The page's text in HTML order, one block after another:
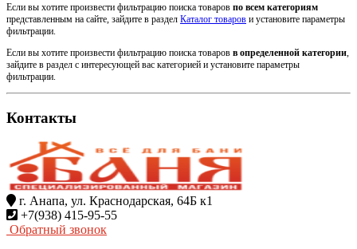
Если вы хотите произвести фильтрацию поиска товаров по всем категориям
представленным на сайте, зайдите в раздел Каталог товаров и установите параметры
фильтрации.
Если вы хотите произвести фильтрацию поиска товаров в определенной категории,
зайдите в раздел с интересующей вас категорией и установите параметры
фильтрации.
Контакты
г. Анапа, ул. Краснодарская, 64Б к1
+7(938) 415-95-55
Обратный звонок